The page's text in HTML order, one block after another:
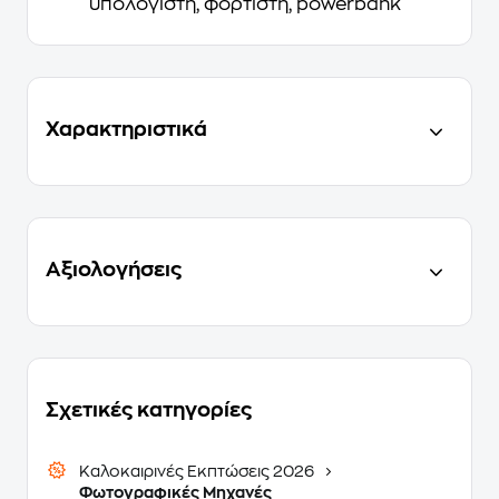
υπολογιστή, φορτιστή, powerbank
Χαρακτηριστικά
Αξιολογήσεις
Σχετικές κατηγορίες
Καλοκαιρινές Εκπτώσεις 2026
Φωτογραφικές Μηχανές